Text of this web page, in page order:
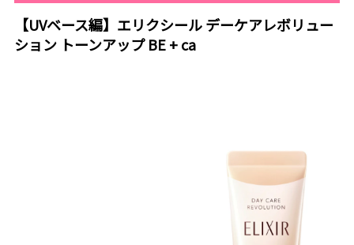
【UVベース編】エリクシール デーケアレボリュー
ション トーンアップ BE + ca